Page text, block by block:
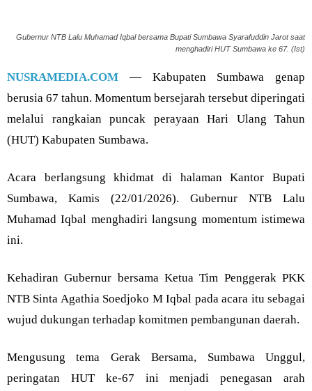
Gubernur NTB Lalu Muhamad Iqbal bersama Bupati Sumbawa Syarafuddin Jarot saat
menghadiri HUT Sumbawa ke 67. (Ist)
NUSRAMEDIA.COM — Kabupaten Sumbawa genap
berusia 67 tahun. Momentum bersejarah tersebut diperingati
melalui rangkaian puncak perayaan Hari Ulang Tahun
(HUT) Kabupaten Sumbawa.
Acara berlangsung khidmat di halaman Kantor Bupati
Sumbawa, Kamis (22/01/2026). Gubernur NTB Lalu
Muhamad Iqbal menghadiri langsung momentum istimewa
ini.
Kehadiran Gubernur bersama Ketua Tim Penggerak PKK
NTB Sinta Agathia Soedjoko M Iqbal pada acara itu sebagai
wujud dukungan terhadap komitmen pembangunan daerah.
Mengusung tema Gerak Bersama, Sumbawa Unggul,
peringatan HUT ke-67 ini menjadi penegasan arah